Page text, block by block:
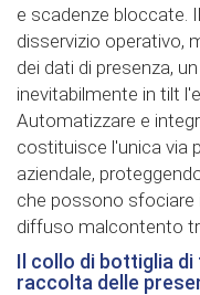
e scadenze bloccate.
disservizio operativo,
dei dati di presenza,
inevitabilmente in tilt
Automatizzare e
costituisce l'unica via
aziendale,
che possono sfociare
diffuso malcontento
Il collo di bottiglia
raccolta delle